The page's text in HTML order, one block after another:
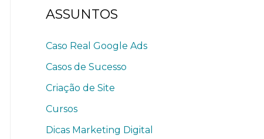
ASSUNTOS
Caso Real Google Ads
Casos de Sucesso
Criação de Site
Cursos
Dicas Marketing Digital